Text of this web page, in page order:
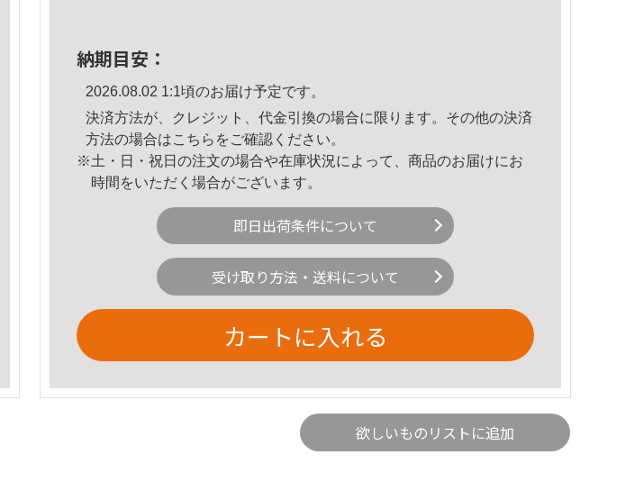
納期目安：
2026.08.02 1:1頃のお届け予定です。
決済方法が、クレジット、代金引換の場合に限ります。その他の決済
方法の場合はこちら をご確認ください。
※土・日・祝日の注文の場合や在庫状況によって、商品のお届けにお
時間をいただく場合がございます。
即日出荷条件について
受け取り方法・送料について
カートに入れる
欲しいものリストに追加